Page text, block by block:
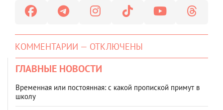
КОММЕНТАРИИ — ОТКЛЮЧЕНЫ
ГЛАВНЫЕ НОВОСТИ
Временная или постоянная: с какой пропиской примут в
школу